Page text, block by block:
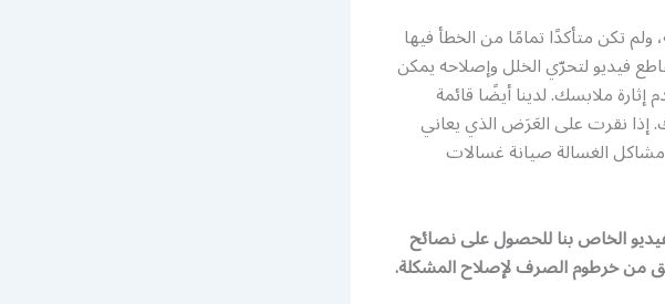
تكن متأكدًا تمامًا من الخطأ فيها
فيديو لتحرّي الخلل وإصلاحه يمكن
ملابسك. لدينا أيضًا قائمة
إذا نقرت على العَرَض الذي يعاني
الغسالة صيانة غسالات
الخاص بنا للحصول على نصائح
من خرطوم الصرف لإصلاح المشكلة.